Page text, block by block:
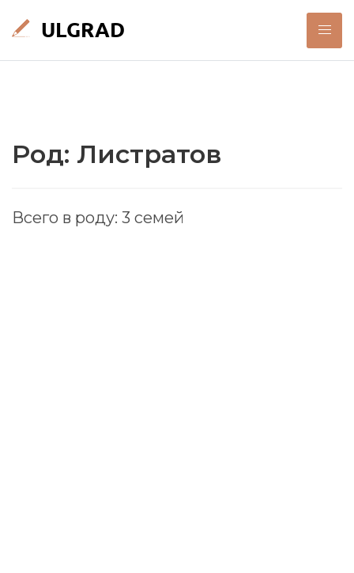
Род: Листратов
Всего в роду: 3 семей